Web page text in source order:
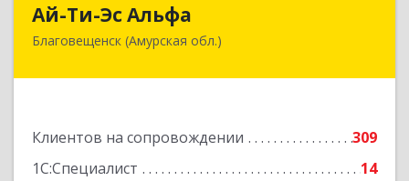
Ай-Ти-Эс Альфа
Благовещенск (Амурская обл.)
Клиентов на сопровождении
309
1С:Специалист
14
675000, Амурская обл, Благовещенск г, Зейская